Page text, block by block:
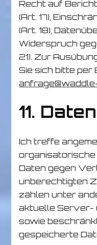
Recht auf
(Art. 17),
(Art. 18),
Widerspruch
21). Zur
Sie sich bitte per
11.
Ich treffe
organisatorische
Daten gegen
unberechtigten
zählen unter
aktuelle Server-
sowie
gespeicherte